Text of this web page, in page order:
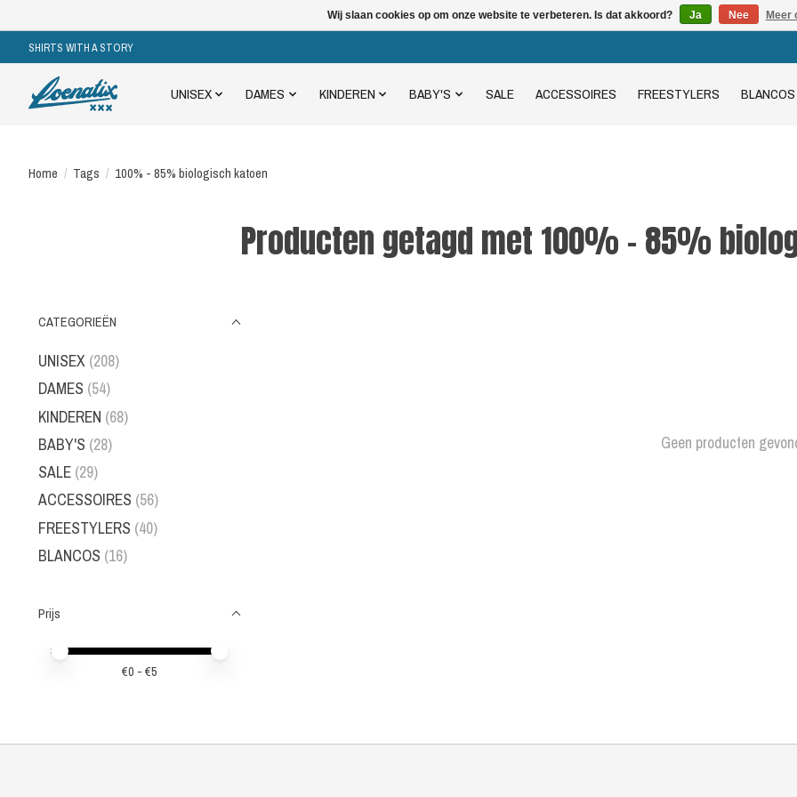
SHIRTS WITH A STORY
UNISEX DAMES KINDEREN BABY'S SALE ACCESSOIRES FREESTYLERS BLANCOS
Home / Tags / 100% - 85% biologisch katoen
Producten getagd met 100% - 85%
CATEGORIEËN
UNISEX (208)
DAMES (54)
KINDEREN (68)
BABY'S (28)
SALE (29)
ACCESSOIRES (56)
FREESTYLERS (40)
BLANCOS (16)
Prijs
Minimale prijswaarde
Price maximum value
€0 - €5
Geen producten
Wij slaan cookies op om onze website te verbeteren. Is dat akkoord? Ja Nee Meer